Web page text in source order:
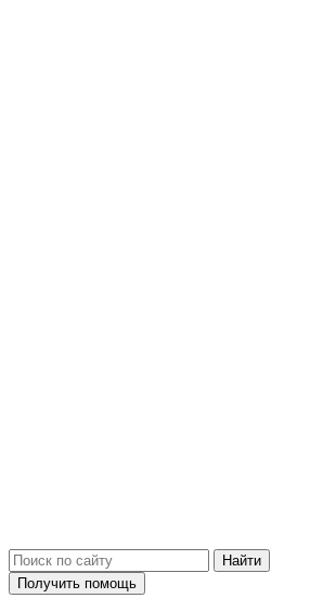
Получить помощь